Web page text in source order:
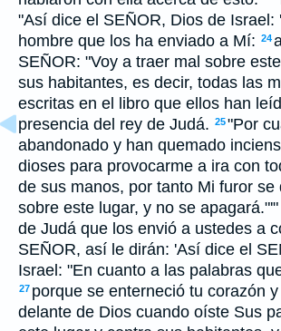
"Así dice el SEÑOR, Dios de Israel:
hombre que los ha enviado a Mí: 24
SEÑOR: "Voy a traer mal sobre
sus habitantes, es decir, todas las
escritas en el libro que ellos han
presencia del rey de Judá. 25"Por
abandonado y han quemado
dioses para provocarme a ira con
de sus manos, por tanto Mi furor se
sobre este lugar, y no se apagará."'"
de Judá que los envió a ustedes a
SEÑOR, así le dirán: 'Así dice el
Israel: "En cuanto a las palabras
27 porque se enterneció tu corazón
delante de Dios cuando oíste Sus